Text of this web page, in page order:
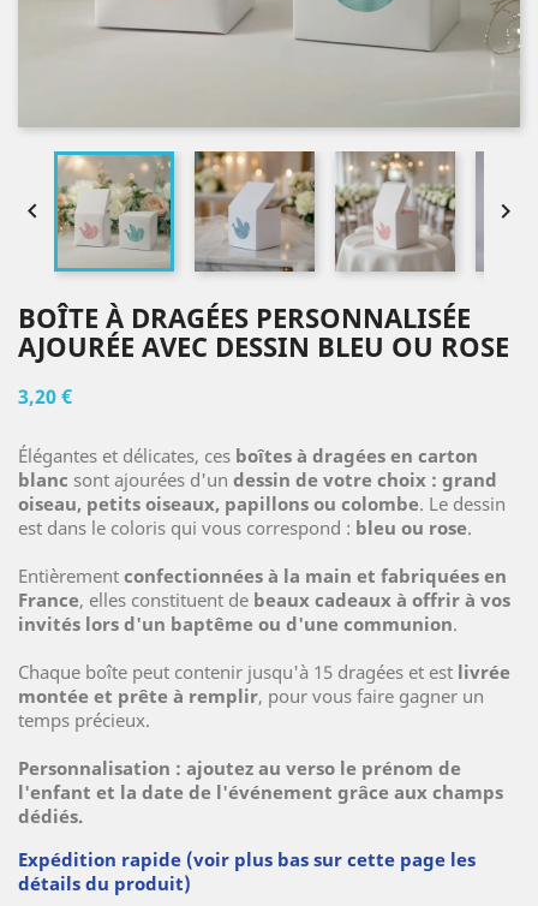
 
BOÎTE À DRAGÉES PERSONNALISÉE
AJOURÉE AVEC DESSIN BLEU OU ROSE
3,20 €
Élégantes et délicates, ces boîtes à dragées en carton
blanc sont ajourées d'un dessin de votre choix : grand
oiseau, petits oiseaux, papillons ou colombe. Le dessin
est dans le coloris qui vous correspond : bleu ou rose.
Entièrement confectionnées à la main et fabriquées en
France, elles constituent de beaux cadeaux à offrir à vos
invités lors d'un baptême ou d'une communion.
Chaque boîte peut contenir jusqu'à 15 dragées et est livrée
montée et prête à remplir, pour vous faire gagner un
temps précieux.
Personnalisation : ajoutez au verso le prénom de
l'enfant et la date de l'événement grâce aux champs
dédiés.
Expédition rapide (voir plus bas sur cette page les
détails du produit)